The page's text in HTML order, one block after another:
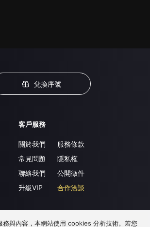
兌換序號
客戶服務
關於我們
常見問題
聯絡我們
升級VIP
服務條款
隱私權
公開徵件
合作洽談
務與內容，本網站使用 cookies 分析技術。若您